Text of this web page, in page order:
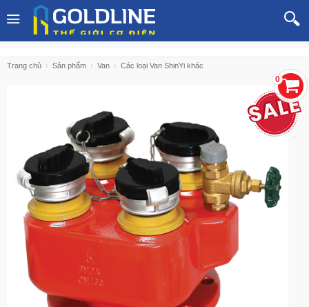
Trang chủ Sản phẩm Van Các loại Van ShinYi khác
0